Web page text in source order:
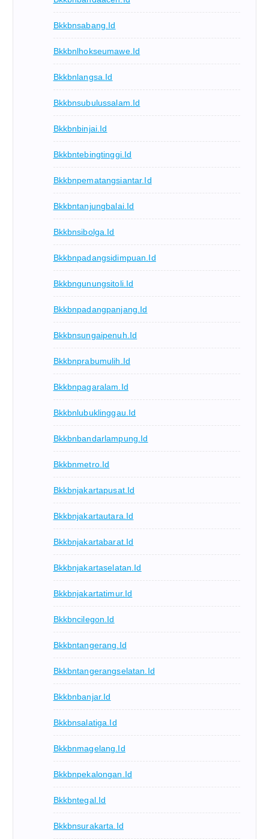
Bkkbnsabang.id
Bkkbnlhokseumawe.id
Bkkbnlangsa.id
Bkkbnsubulussalam.id
Bkkbnbinjai.id
Bkkbntebingtinggi.id
Bkkbnpematangsiantar.id
Bkkbntanjungbalai.id
Bkkbnsibolga.id
Bkkbnpadangsidimpuan.id
Bkkbngunungsitoli.id
Bkkbnpadangpanjang.id
Bkkbnsungaipenuh.id
Bkkbnprabumulih.id
Bkkbnpagaralam.id
Bkkbnlubuklinggau.id
Bkkbnbandarlampung.id
Bkkbnmetro.id
Bkkbnjakartapusat.id
Bkkbnjakartautara.id
Bkkbnjakartabarat.id
Bkkbnjakartaselatan.id
Bkkbnjakartatimur.id
Bkkbncilegon.id
Bkkbntangerang.id
Bkkbntangerangselatan.id
Bkkbnbanjar.id
Bkkbnsalatiga.id
Bkkbnmagelang.id
Bkkbnpekalongan.id
Bkkbntegal.id
Bkkbnsurakarta.id